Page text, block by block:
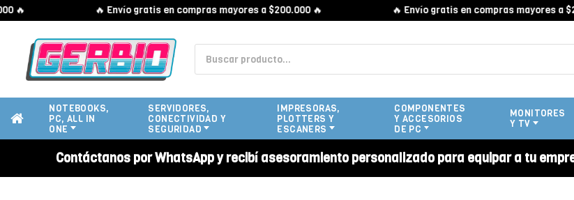
🔥 Envío gratis en compras mayores a $200.000 🔥 🔥 Envío gratis en compras mayores a
NOTEBOOKS,
PC, ALL IN
ONE
SERVIDORES,
CONECTIVIDAD Y
SEGURIDAD
IMPRESORAS,
PLOTTERS Y
ESCANERS
COMPONENTES
Y ACCESORIOS
DE PC
MONITORES
Y TV
Contáctanos por WhatsApp y recibí asesoramiento personalizado para equipar a tu